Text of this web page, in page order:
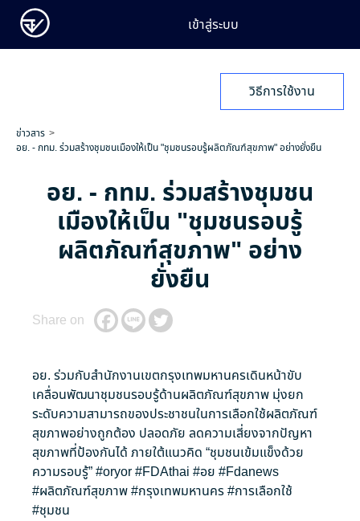
เข้าสู่ระบบ
วิธีการใช้งาน
ข่าวสาร
อย. - กทม. ร่วมสร้างชุมชนเมืองให้เป็น "ชุมชนรอบรู้ผลิตภัณฑ์สุขภาพ" อย่างยั่งยืน
อย. - กทม. ร่วมสร้างชุมชน
เมืองให้เป็น "ชุมชนรอบรู้
ผลิตภัณฑ์สุขภาพ" อย่าง
ยั่งยืน
Share on
อย. ร่วมกับสำนักงานเขตกรุงเทพมหานครเดินหน้าขับ
เคลื่อนพัฒนาชุมชนรอบรู้ด้านผลิตภัณฑ์สุขภาพ มุ่งยก
ระดับความสามารถของประชาชนในการเลือกใช้ผลิตภัณฑ์
สุขภาพอย่างถูกต้อง ปลอดภัย ลดความเสี่ยงจากปัญหา
สุขภาพที่ป้องกันได้ ภายใต้แนวคิด “ชุมชนเข้มแข็งด้วย
ความรอบรู้”#oryor#FDAthai #อย #Fdanews
#ผลิตภัณฑ์สุขภาพ#กรุงเทพมหานคร#การเลือกใช้
#ชุมชน